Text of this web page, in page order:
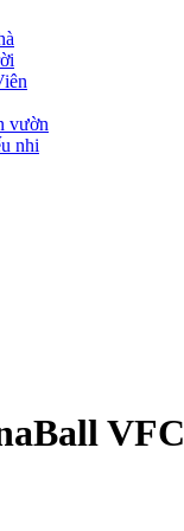
vườn
nhi